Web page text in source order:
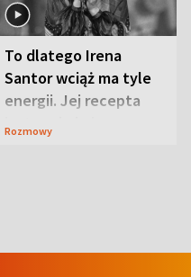
To dlatego Irena
Santor wciąż ma tyle
energii. Jej recepta
jest zaskakująco
Rozmowy